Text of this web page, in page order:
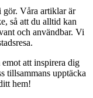
gör. Våra artiklar är
så att du alltid kan
och användbar. Vi
att inspirera dig
tillsammans upptäcka
hem!